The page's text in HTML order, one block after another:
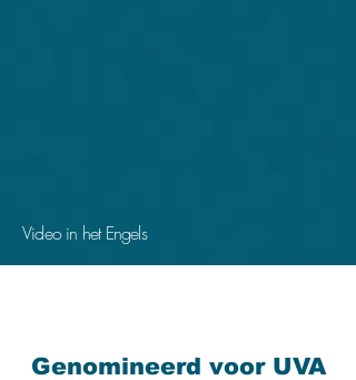
Video in het Engels
Genomineerd voor UVA